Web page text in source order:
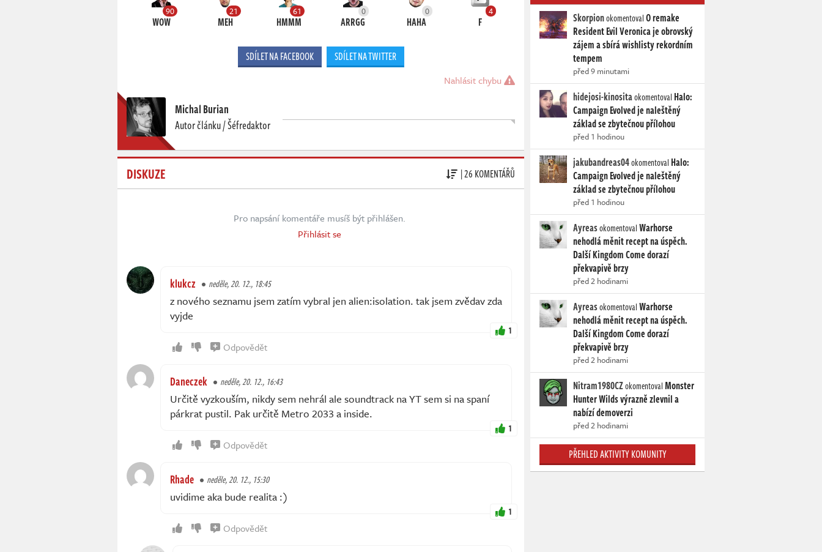
90
WOW
21
MEH
61
HMMM
0
ARRGG
0
HAHA
4
F
SDÍLET NA FACEBOOK SDÍLET NA TWITTER
Nahlásit chybu
Michal Burian
Autor článku / Šéfredaktor
DISKUZE | 26 KOMENTÁŘŮ
Pro napsání komentáře musíš být přihlášen.
Přihlásit se
klukcz neděle, 20. 12., 18:45
z nového seznamu jsem zatím vybral jen alien:isolation. tak jsem zvědav zda
vyjde
1
Odpovědět
Daneczek neděle, 20. 12., 16:43
Určitě vyzkouším, nikdy sem nehrál ale soundtrack na YT sem si na spaní
párkrat pustil. Pak určitě Metro 2033 a inside.
1
Odpovědět
Rhade neděle, 20. 12., 15:30
uvidime aka bude realita :)
1
Odpovědět
SkorpionokomentovalO remake
Resident Evil Veronica je obrovský
zájem a sbírá wishlisty rekordním
tempem
před 9 minutami
hidejosi-kinositaokomentoval Halo:
Campaign Evolved je naleštěný
základ se zbytečnou přílohou
před 1 hodinou
jakubandreas04okomentoval Halo:
Campaign Evolved je naleštěný
základ se zbytečnou přílohou
před 1 hodinou
AyreasokomentovalWarhorse
nehodlá měnit recept na úspěch.
Další Kingdom Come dorazí
překvapivě brzy
před 2 hodinami
AyreasokomentovalWarhorse
nehodlá měnit recept na úspěch.
Další Kingdom Come dorazí
překvapivě brzy
před 2 hodinami
Nitram1980CZokomentovalMonster
Hunter Wilds výrazně zlevnil a
nabízí demoverzi
před 2 hodinami
PŘEHLED AKTIVITY KOMUNITY